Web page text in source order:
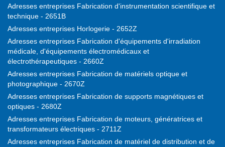
Adresses entreprises Fabrication d'instrumentation scientifique et
technique - 2651B
Adresses entreprises Horlogerie - 2652Z
Adresses entreprises Fabrication d'équipements d'irradiation
médicale, d'équipements électromédicaux et
électrothérapeutiques - 2660Z
Adresses entreprises Fabrication de matériels optique et
photographique - 2670Z
Adresses entreprises Fabrication de supports magnétiques et
optiques - 2680Z
Adresses entreprises Fabrication de moteurs, génératrices et
transformateurs électriques - 2711Z
Adresses entreprises Fabrication de matériel de distribution et de